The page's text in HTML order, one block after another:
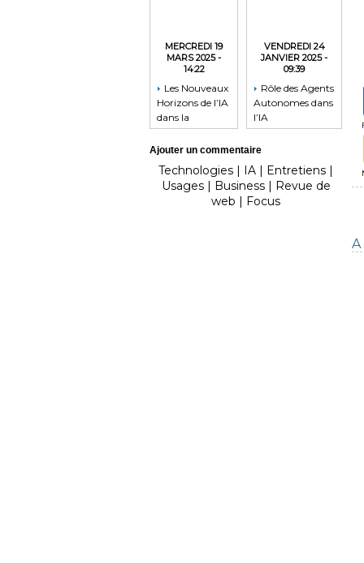
MERCREDI 19
MARS 2025 -
14:22
Les Nouveaux
Horizons de l’IA
dans la
Médecine
VENDREDI 24
JANVIER 2025 -
09:39
Rôle des Agents
Autonomes dans
l’IA
Ajouter un commentaire
Technologies | IA | Entretiens |
Usages | Business | Revue de
web | Focus